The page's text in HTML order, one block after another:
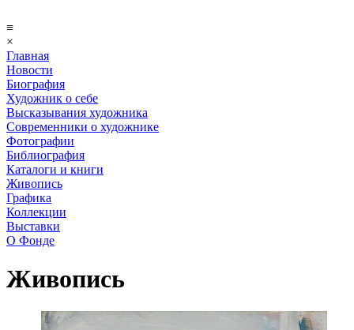
≡
×
Главная
Новости
Биография
Художник о себе
Выcказывания художника
Современники о художнике
Фотографии
Библиография
Каталоги и книги
Живопись
Графика
Коллекции
Выставки
О Фонде
Живопись